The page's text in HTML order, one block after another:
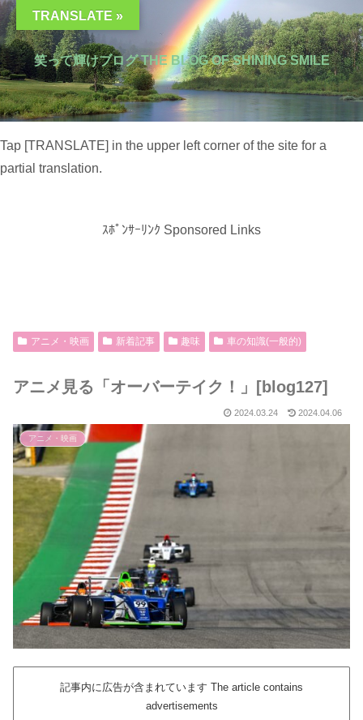
笑って輝けブログ THE BLOG OF SHINING SMILE
Tap [TRANSLATE] in the upper left corner of the site for a
partial translation.
ｽﾎﾟﾝｻｰﾘﾝｸ Sponsored Links
アニメ・映画 新着記事 趣味 車の知識(一般的)
アニメ見る「オーバーテイク！」[blog127]
2024.03.24 2024.04.06
アニメ・映画
記事内に広告が含まれています The article contains
advertisements
TRANSLATE »